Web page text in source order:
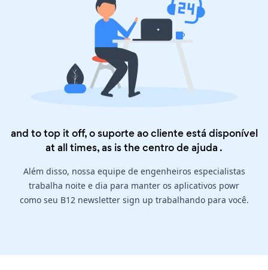
and to top it off, o suporte ao cliente está disponível
at all times, as is thecentro de ajuda .
Além disso, nossa equipe de engenheiros especialistas
trabalha noite e dia para manter os aplicativos powr
como seu B12 newsletter sign up trabalhando para você.